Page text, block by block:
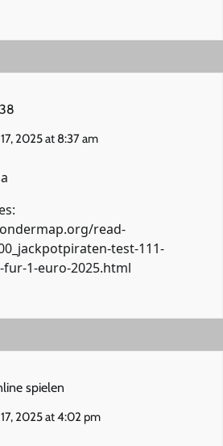
2025 at 8:37 am
read-
test-111-
1-euro-2025.html
spielen
2025 at 4:02 pm